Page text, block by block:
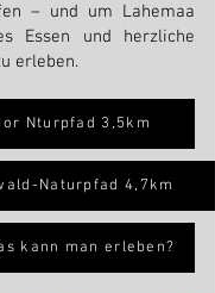
– und um Lahemaa
Essen und herzliche
erleben.
Nturpfad 3,5km
Naturpfad 4,7km
kann man erleben?